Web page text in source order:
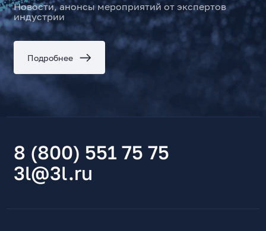
Новости, анонсы мероприятий от экспертов
индустрии
Подробнее
8 (800) 551 75 75
3l@3l.ru